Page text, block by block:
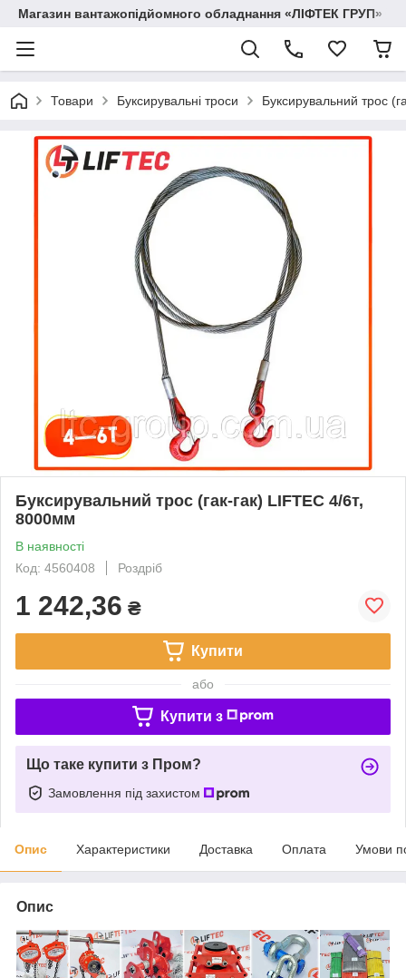
Магазин вантажопідйомного обладнання «ЛІФТЕК ГРУП»
Товари Буксирувальні троси Буксирувальний трос
Буксирувальний трос (гак-гак) LIFTEC 4/6т,
8000мм
В наявності
Код: 4560408
Роздріб
1 242,36 ₴
Купити
або
Купити з
Що таке купити з Пром?
Замовлення під захистом
Опис Характеристики Доставка Оплата Умови
Опис